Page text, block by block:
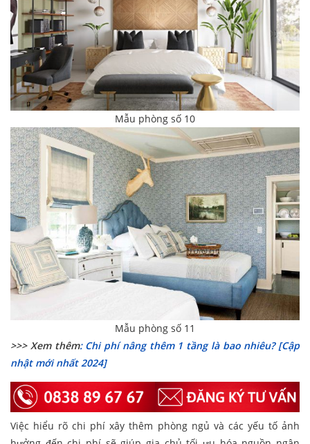
Mẫu phòng số 10
Mẫu phòng số 11
>>> Xem thêm: Chi phí nâng thêm 1 tầng là bao nhiêu? [Cập
nhật mới nhất 2024]
Việc hiểu rõ chi phí xây thêm phòng ngủ và các yếu tố ảnh